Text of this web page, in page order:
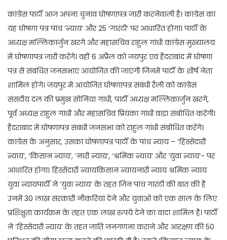
कांग्रेस पार्टी आज अपना चुनाव घोषणापत्र जारी करनेवाली है। कांग्रेस का
यह घोषणा पत्र पांच ‘न्याय’ और 25 ‘गारंटी’ पर आधारित होगा। पार्टी के
अध्यक्ष मल्लिकार्जुन खरगे और महासचिव राहुल गांधी कांग्रेस मुख्यालय
में घोषणापत्र जारी करेंगे। वहीं 6 अप्रैल को जयपुर एवं हैदराबाद में घोषणा
पत्र से संबंधित जनसभाएं आयोजित की जाएंगी जिनमें पार्टी के शीर्ष नेता
शामिल होंगे। जयपुर में आयोजित घोषणापत्र संबंधी रैली को कांग्रेस
संसदीय दल की प्रमुख सोनिया गांधी, पार्टी अध्यक्ष मल्लिकार्जुन खरगे,
पूर्व अध्यक्ष राहुल गांधी और महासचिव प्रियंका गांधी वाद्रा संबोधित करेंगी।
हैदराबाद में घोषणापत्र संबंधी जनसभा को राहुल गांधी संबोधित करेंगे।
कांग्रेस के अनुसार, उसका घोषणापत्र पार्टी के पांच न्याय – ‘हिस्सेदारी
न्याय’, ‘किसान न्याय’, ‘नारी न्याय’, ‘श्रमिक न्याय’ और ‘युवा न्याय’- पर
आधारित होगा। हिस्सेदारी न्यायकिसान न्यायनारी न्याय श्रमिक न्याय
युवा न्यायपार्टी ने ‘युवा न्याय’ के तहत जिन पांच गारंटी की बात की है
उनमें 30 लाख सरकारी नौकरियां देने और युवाओं को एक साल के लिए
प्रशिक्षुता कार्यक्रम के तहत एक लाख रुपये देने का वादा शामिल है। पार्टी
ने ‘हिस्सेदारी न्याय’ के तहत जाति जनगणना कराने और आरक्षण की 50